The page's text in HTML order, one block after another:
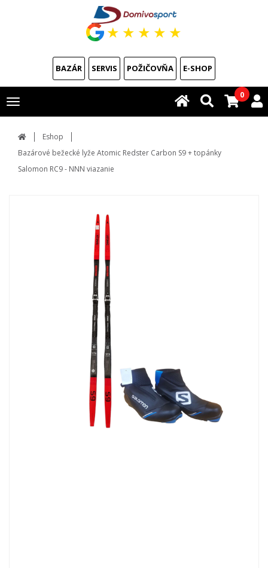
★ ★ ★ ★ ★
BAZÁR SERVIS POŽIČOVŇA E-SHOP
Toggle
navigation
0
Eshop
Bazárové bežecké lyže Atomic Redster Carbon S9 + topánky
Salomon RC9 - NNN viazanie